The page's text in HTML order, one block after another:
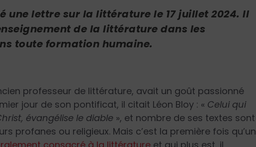
une lettre sur la littérature le 17 juillet 2024. Il
de la littérature dans les
toute formation humaine.
professeur de littérature, avait un goût passionné
jour de son pontificat, il citait Léon Bloy : « Celui qui
évangélise le diable », et nombre de ses textes sont
profanes ou religieux. Mais c’est la première fois qu’un